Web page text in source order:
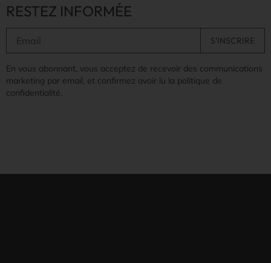
RESTEZ INFORMÉE
En vous abonnant, vous acceptez de recevoir des communications
marketing par email, et confirmez avoir lu la politique de
confidentialité.